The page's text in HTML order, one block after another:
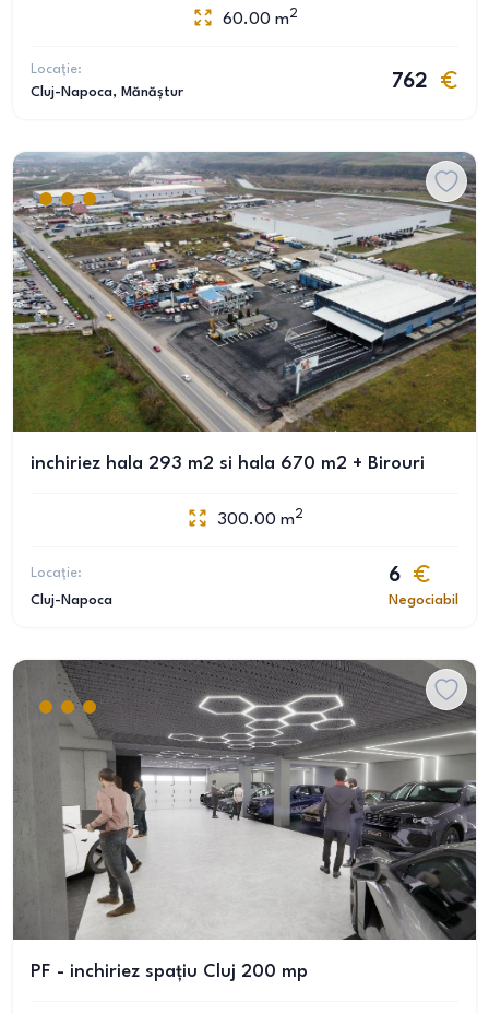
60.00 m2
Locație:
Cluj-Napoca, Mănăștur
762
inchiriez hala 293 m2 si hala 670 m2 + Birouri
300.00 m2
Locație:
Cluj-Napoca
6
Negociabil
PF - inchiriez spațiu Cluj 200 mp